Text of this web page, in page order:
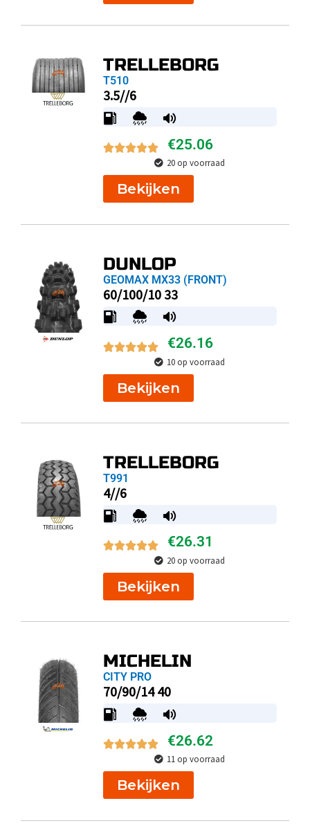
TRELLEBORG
T510
3.5//6
€25.06
20 op voorraad
Bekijken
DUNLOP
GEOMAX MX33 (FRONT)
60/100/10 33
€26.16
10 op voorraad
Bekijken
TRELLEBORG
T991
4//6
€26.31
20 op voorraad
Bekijken
MICHELIN
CITY PRO
70/90/14 40
€26.62
11 op voorraad
Bekijken